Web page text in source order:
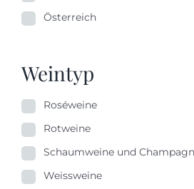
Österreich
Weintyp
Roséweine
Rotweine
Schaumweine und
Weissweine